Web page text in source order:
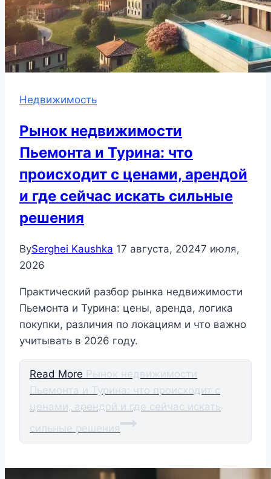
Недвижимость
Рынок недвижимости
Пьемонта и Турина: что
происходит с ценами, арендой
и где сейчас искать сильные
решения
BySerghei Kaushka 17 августа, 20247 июля,
2026
Практический разбор рынка недвижимости
Пьемонта и Турина: цены, аренда, логика
покупки, различия по локациям и что важно
учитывать в 2026 году.
Read More Рынок недвижимости
Пьемонта и Турина: что происходит с
ценами, арендой и где сейчас искать
сильные решения